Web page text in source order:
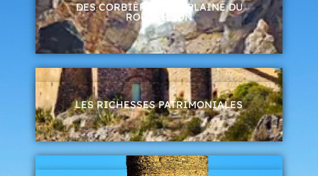
DES CORBIÈRES À LA PLAINE DU
ROUSSILLON
LES RICHESSES PATRIMONIALES